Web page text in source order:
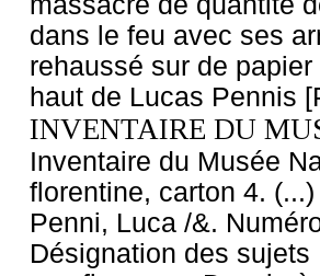
dans le feu avec ses
rehaussé sur de
haut de Lucas Pennis
INVENTAIRE DU
Inventaire du Musée
florentine, carton 4.
Penni, Luca /&.
Désignation des